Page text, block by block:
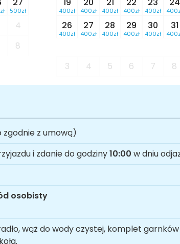
500zł
4
8
400zł 400zł 400zł 400zł 400zł
26
400zł
27
400zł
28
400zł
29
400zł
30
400zł
31
3
4 5 6 7 8
zgodnie z umową)
i zdanie do godziny10:00 w dniu
osobisty
wąż do wody czystej, komplet